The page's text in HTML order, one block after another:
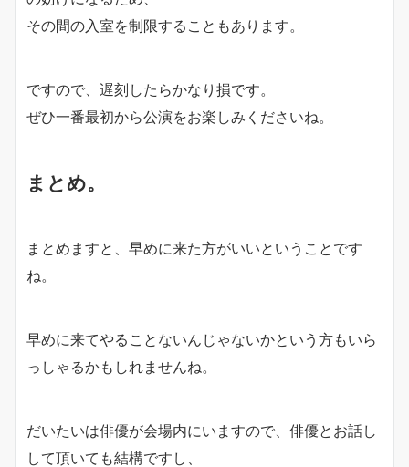
その間の入室を制限することもあります。
ですので、遅刻したらかなり損です。
ぜひ一番最初から公演をお楽しみくださいね。
まとめ。
まとめますと、早めに来た方がいいということです
ね。
早めに来てやることないんじゃないかという方もいら
っしゃるかもしれませんね。
だいたいは俳優が会場内にいますので、俳優とお話し
して頂いても結構ですし、